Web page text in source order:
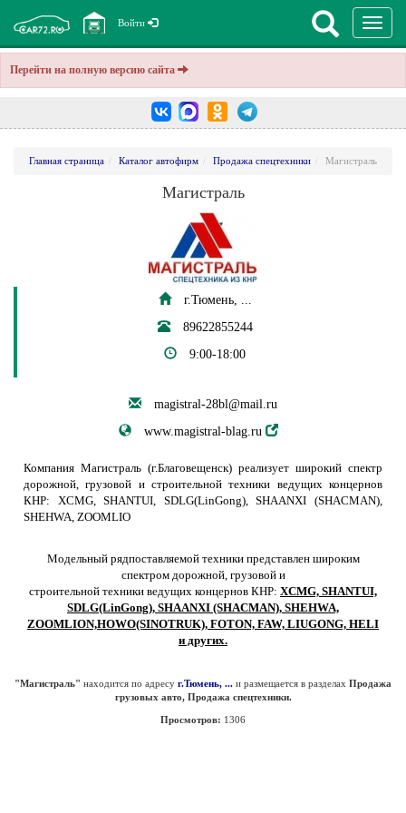
Перейти на полную версию сайта
Войти
Главная страница Каталог автофирм Продажа спецтехники Магистраль
Магистраль
г.Тюмень, ...
89622855244
9:00-18:00
magistral-28bl@mail.ru
www.magistral-blag.ru
Компания Магистраль (г.Благовещенск) реализует широкий спектр
дорожной, грузовой и строительной техники ведущих концернов
КНР: XCMG, SHANTUI, SDLG(LinGong), SHAANXI (SHACMAN),
SHEHWA, ZOOMLIO
Модельный рядпоставляемой техники представлен широким
спектром дорожной, грузовой и
строительной техники ведущих концернов КНР: XCMG, SHANTUI,
SDLG(LinGong), SHAANXI (SHACMAN), SHEHWA,
ZOOMLION,HOWO(SINOTRUK), FOTON, FAW, LIUGONG, HELI
и других.
"Магистраль" находится по адресу г.Тюмень, ... и размещается в разделах Продажа
грузовых авто, Продажа спецтехники.
Просмотров: 1306